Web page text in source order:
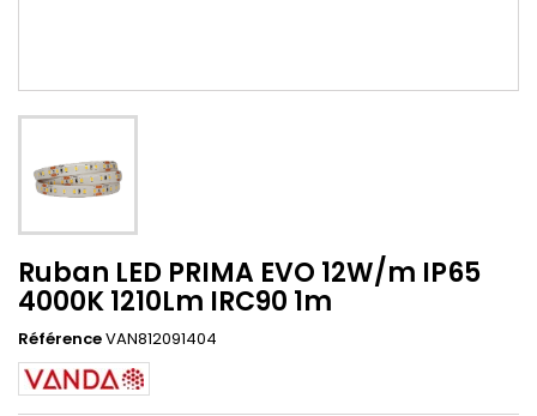
Ruban LED PRIMA EVO 12W/m IP65
4000K 1210Lm IRC90 1m
RéférenceVAN812091404